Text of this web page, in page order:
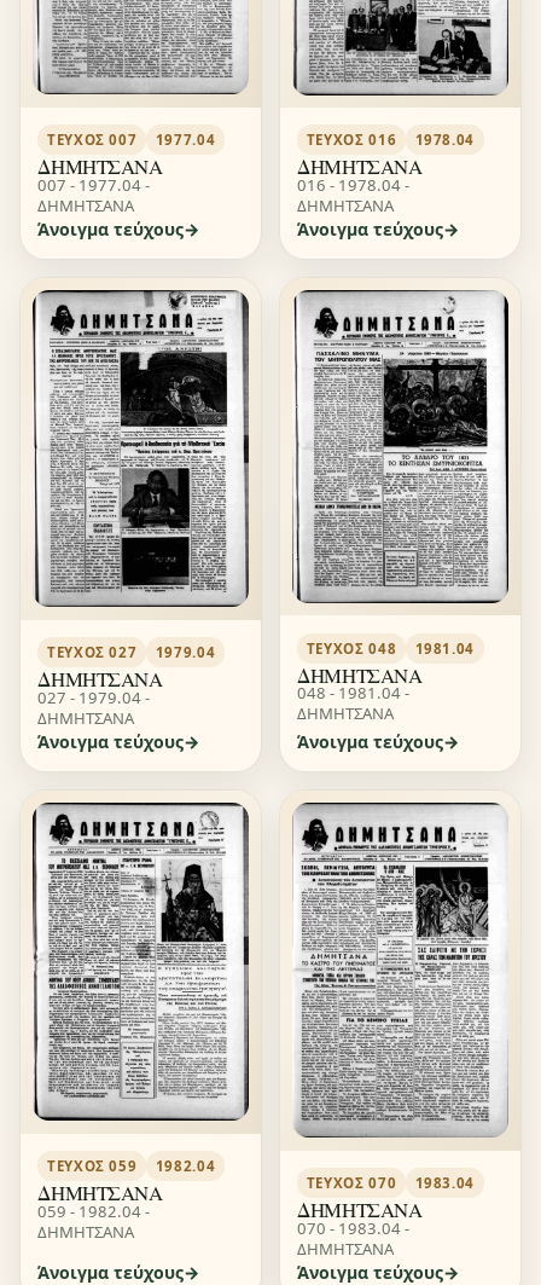
ΤΕΎΧΟΣ 007 1977.04
ΔΗΜΗΤΣΑΝΑ
007 - 1977.04 -
ΔΗΜΗΤΣΑΝΑ
Άνοιγμα τεύχους
ΤΕΎΧΟΣ 016 1978.04
ΔΗΜΗΤΣΑΝΑ
016 - 1978.04 -
ΔΗΜΗΤΣΑΝΑ
Άνοιγμα τεύχους
ΤΕΎΧΟΣ 027 1979.04
ΔΗΜΗΤΣΑΝΑ
027 - 1979.04 -
ΔΗΜΗΤΣΑΝΑ
Άνοιγμα τεύχους
ΤΕΎΧΟΣ 048 1981.04
ΔΗΜΗΤΣΑΝΑ
048 - 1981.04 -
ΔΗΜΗΤΣΑΝΑ
Άνοιγμα τεύχους
ΤΕΎΧΟΣ 059 1982.04
ΔΗΜΗΤΣΑΝΑ
059 - 1982.04 -
ΔΗΜΗΤΣΑΝΑ
Άνοιγμα τεύχους
ΤΕΎΧΟΣ 070 1983.04
ΔΗΜΗΤΣΑΝΑ
070 - 1983.04 -
ΔΗΜΗΤΣΑΝΑ
Άνοιγμα τεύχους